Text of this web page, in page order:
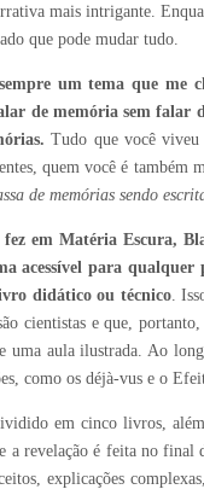
mais intrigante.
que pode mudar tudo.
um tema que me
de memória sem falar
Tudo que você
quem você é
de memórias sendo
fez em Matéria Escura,
acessível para qualquer
didático ou técnico.
cientistas e que,
uma aula ilustrada. Ao
como os déjà-vus e o
em cinco livros,
a revelação é feita no
explicações